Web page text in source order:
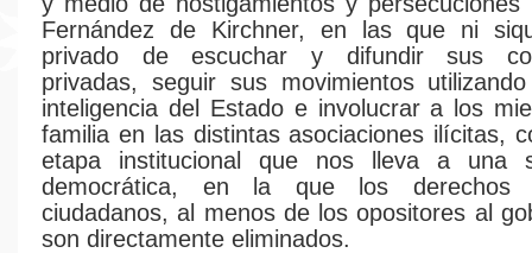
Fernández de Kirchner, en las que ni
privado de escuchar y difundir sus
privadas, seguir sus movimientos
inteligencia del Estado e involucrar a los
familia en las distintas asociaciones ilícitas,
etapa institucional que nos lleva a una
democrática, en la que los derechos
ciudadanos, al menos de los opositores al
son directamente eliminados.